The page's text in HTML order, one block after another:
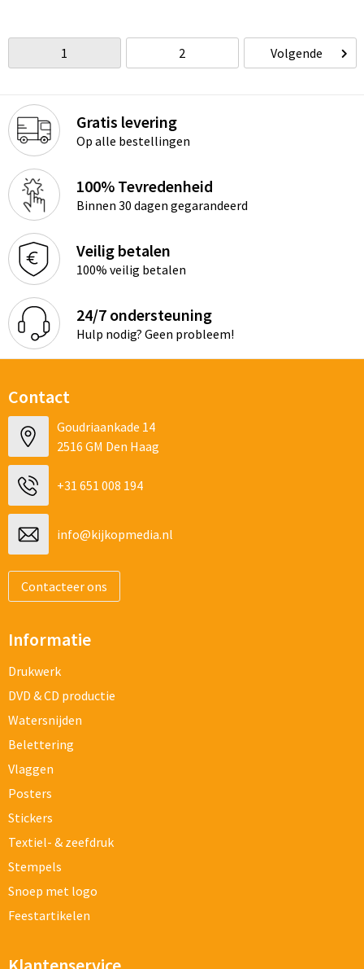
1 2 Volgende
Gratis levering
Op alle bestellingen
100% Tevredenheid
Binnen 30 dagen gegarandeerd
Veilig betalen
100% veilig betalen
24/7 ondersteuning
Hulp nodig? Geen probleem!
Contact
Goudriaankade 14
2516 GM Den Haag
+31 651 008 194
info@kijkopmedia.nl
Contacteer ons
Informatie
Drukwerk
DVD & CD productie
Watersnijden
Belettering
Vlaggen
Posters
Stickers
Textiel- & zeefdruk
Stempels
Snoep met logo
Feestartikelen